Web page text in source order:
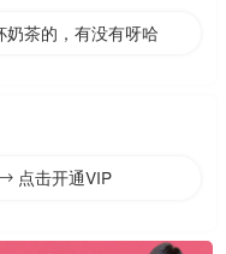
茶的，有没有呀哈
点击开通VIP